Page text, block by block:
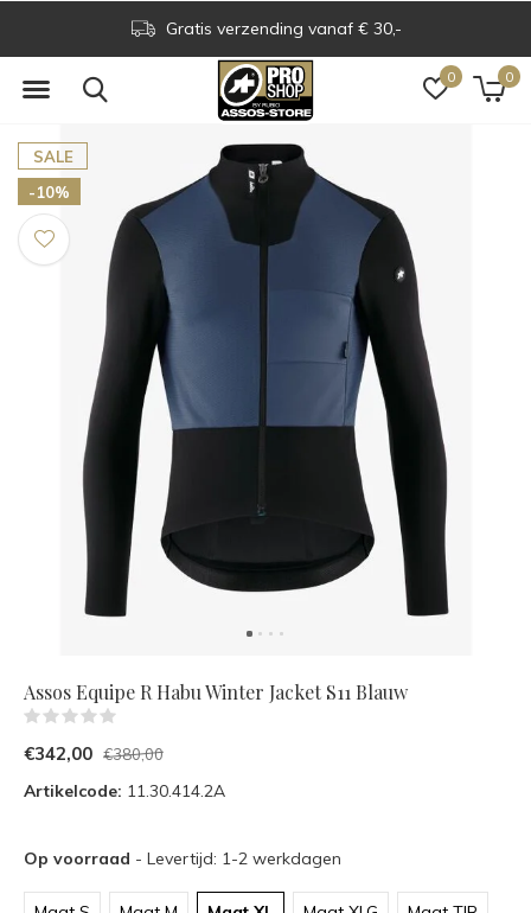
0 0
Gratis verzending vanaf € 30,-
SALE
-10%
Assos Equipe R Habu Winter Jacket S11 Blauw
€342,00 €380,00
Artikelcode: 11.30.414.2A
Op voorraad - Levertijd: 1-2 werkdagen